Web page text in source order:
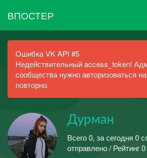
ВПОСТЕР
Ошибка VK API #5
Недействительный access_token!
сообщества нужно авторизоваться
повторно.
Дурман
Всего 0, за сегодня 0
отправлено / Рейтинг 0